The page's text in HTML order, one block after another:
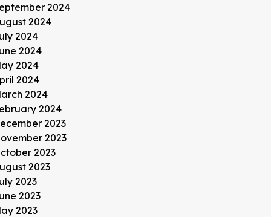
2024
2024
2024
2024
2024
2024
2024
2024
2023
2023
2023
2023
2023
2023
2023